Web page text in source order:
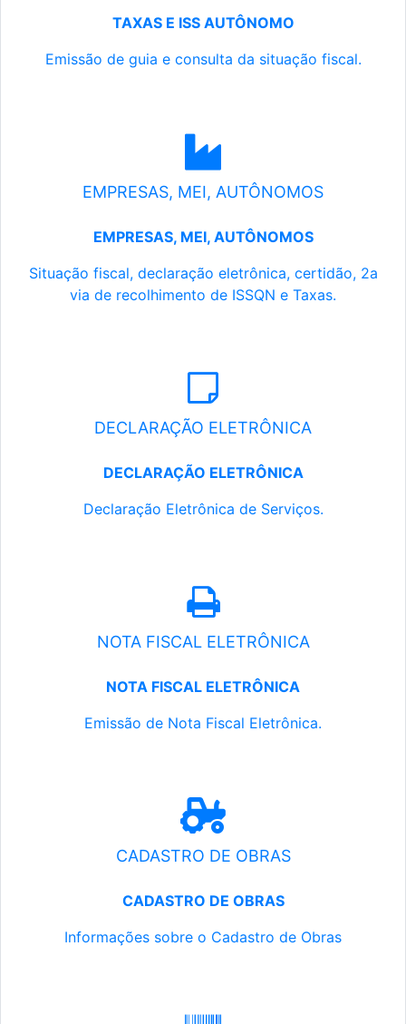
TAXAS E ISS AUTÔNOMO
Emissão de guia e consulta da situação fiscal.
EMPRESAS, MEI, AUTÔNOMOS
EMPRESAS, MEI, AUTÔNOMOS
Situação fiscal, declaração eletrônica, certidão, 2a
via de recolhimento de ISSQN e Taxas.
DECLARAÇÃO ELETRÔNICA
DECLARAÇÃO ELETRÔNICA
Declaração Eletrônica de Serviços.
NOTA FISCAL ELETRÔNICA
NOTA FISCAL ELETRÔNICA
Emissão de Nota Fiscal Eletrônica.
CADASTRO DE OBRAS
CADASTRO DE OBRAS
Informações sobre o Cadastro de Obras